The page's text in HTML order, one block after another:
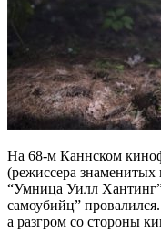
На 68-м Каннском
(режиссера
“Умница Уилл
самоубийц”
а разгром со стороны